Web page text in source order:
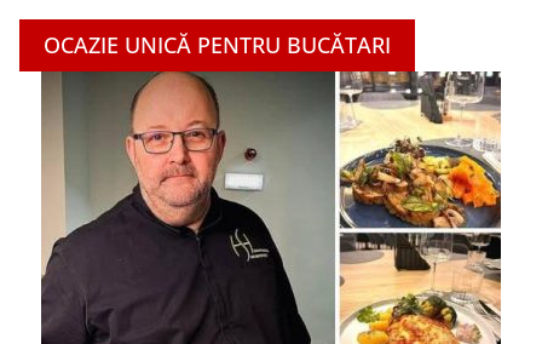
OCAZIE UNICĂ PENTRU BUCĂTARI